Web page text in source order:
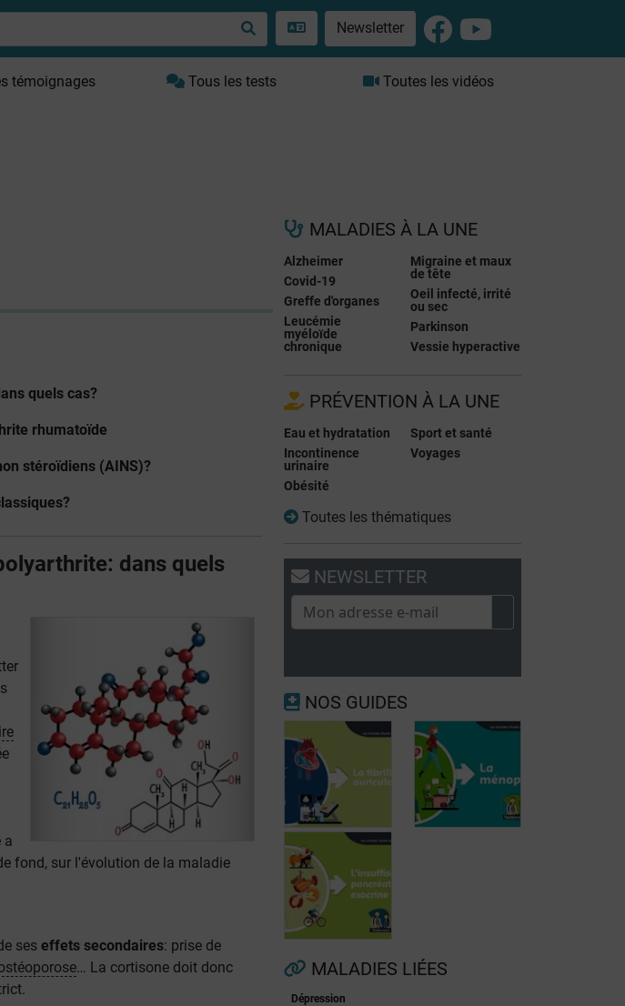
Newsletter
témoignages Tous les tests Toutes les vidéos
quels cas?
rhumatoïde
stéroïdiens (AINS)?
dans quels
a
fond, sur l'évolution de la maladie
ses effets secondaires: prise de
… La cortisone doit donc
MALADIES À LA UNE
Alzheimer
Covid-19
Greffe d'organes
Leucémie
myéloïde
chronique
Migraine et maux
de tête
Oeil infecté, irrité
ou sec
Parkinson
Vessie hyperactive
PRÉVENTION À LA UNE
Eau et hydratation
Incontinence
urinaire
Obésité
Sport et santé
Voyages
Toutes les thématiques
NEWSLETTER
NOS GUIDES
Fibrillation
auriculaire
MALADIES LIÉES
Dépression